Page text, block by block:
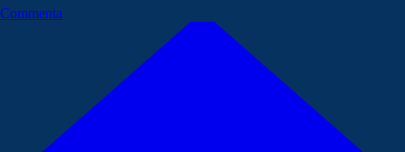
Commenta